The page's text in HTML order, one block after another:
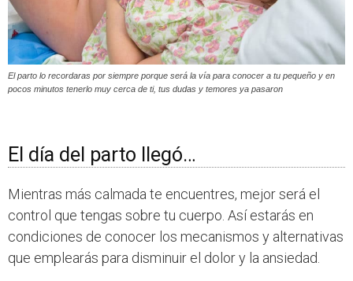
El parto lo recordaras por siempre porque será la vía para conocer a tu pequeño y en
pocos minutos tenerlo muy cerca de ti, tus dudas y temores ya pasaron
El día del parto llegó…
Mientras más calmada te encuentres, mejor será el
control que tengas sobre tu cuerpo. Así estarás en
condiciones de conocer los mecanismos y alternativas
que emplearás para disminuir el dolor y la ansiedad.